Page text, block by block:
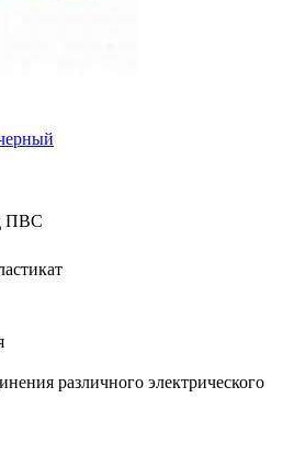
ПВС
различного электрического